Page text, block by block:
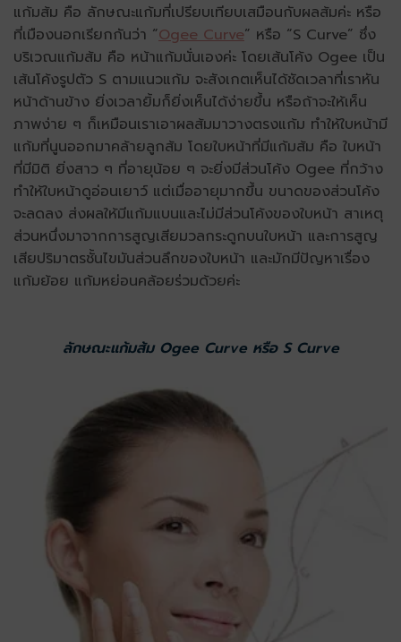
แก้มส้ม คือ ลักษณะแก้มที่เปรียบเทียบเสมือนกับผลส้มค่ะ หรือ
ที่เมืองนอกเรียกกันว่า “Ogee Curve” หรือ “S Curve” ซึ่ง
บริเวณแก้มส้ม คือ หน้าแก้มนั่นเองค่ะ โดยเส้นโค้ง Ogee เป็น
เส้นโค้งรูปตัว S ตามแนวแก้ม จะสังเกตเห็นได้ชัดเวลาที่เราหัน
หน้าด้านข้าง ยิ่งเวลายิ้มก็ยิ่งเห็นได้ง่ายขึ้น หรือถ้าจะให้เห็น
ภาพง่าย ๆ ก็เหมือนเราเอาผลส้มมาวางตรงแก้ม ทำให้ใบหน้ามี
แก้มที่นูนออกมาคล้ายลูกส้ม โดยใบหน้าที่มีแก้มส้ม คือ ใบหน้า
ที่มีมิติ ยิ่งสาว ๆ ที่อายุน้อย ๆ จะยิ่งมีส่วนโค้ง Ogee ที่กว้าง
ทำให้ใบหน้าดูอ่อนเยาว์ แต่เมื่ออายุมากขึ้น ขนาดของส่วนโค้ง
จะลดลง ส่งผลให้มีแก้มแบนและไม่มีส่วนโค้งของใบหน้า สาเหตุ
ส่วนหนึ่งมาจากการสูญเสียมวลกระดูกบนใบหน้า และการสูญ
เสียปริมาตรชั้นไขมันส่วนลึกของใบหน้า และมักมีปัญหาเรื่อง
แก้มย้อย แก้มหย่อนคล้อยร่วมด้วยค่ะ
ลักษณะแก้มส้ม Ogee Curve หรือ S Curve